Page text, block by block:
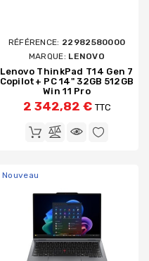
RÉFÉRENCE: 22982580000
MARQUE: LENOVO
Lenovo ThinkPad T14 Gen 7
Copilot+ PC 14" 32GB 512GB
Win 11 Pro
2 342,82 € TTC
Nouveau